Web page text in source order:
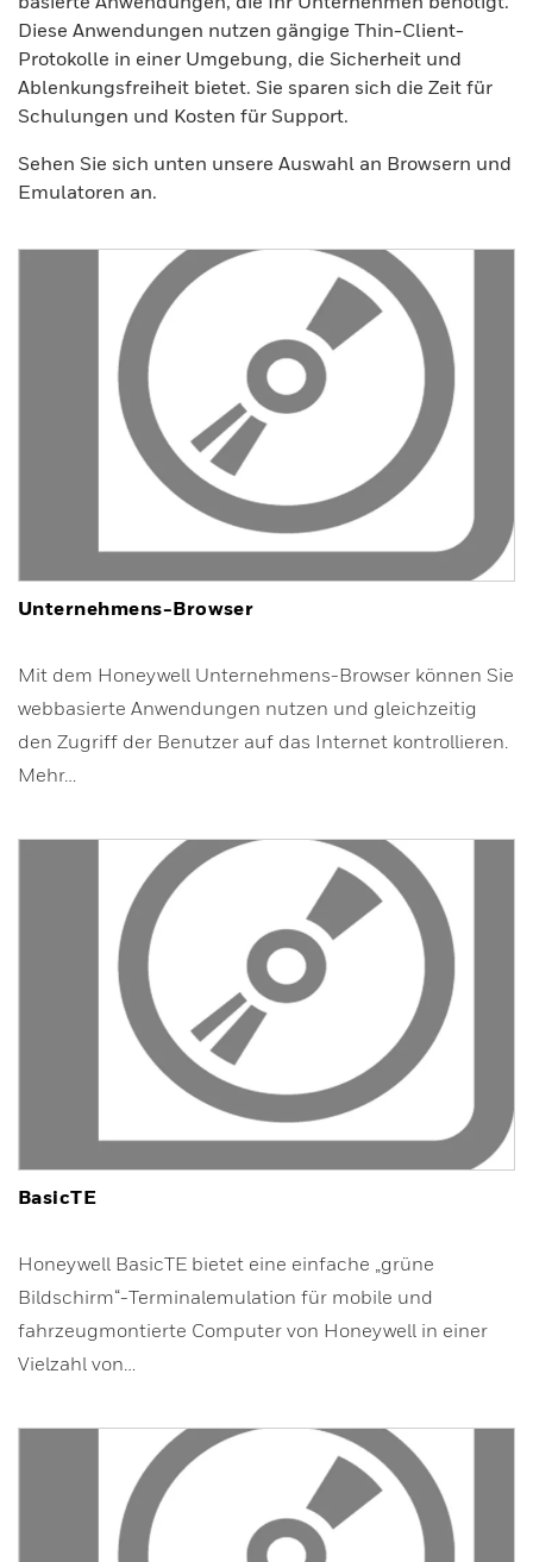
Diese Anwendungen nutzen gängige Thin-Client-
Protokolle in einer Umgebung, die Sicherheit und
Ablenkungsfreiheit bietet. Sie sparen sich die Zeit für
Schulungen und Kosten für Support.
Sehen Sie sich unten unsere Auswahl an Browsern und
Emulatoren an.
Unternehmens-Browser
Mit dem Honeywell Unternehmens-Browser können Sie
webbasierte Anwendungen nutzen und gleichzeitig
den Zugriff der Benutzer auf das Internet kontrollieren.
Mehr…
BasicTE
Honeywell BasicTE bietet eine einfache „grüne
Bildschirm“-Terminalemulation für mobile und
fahrzeugmontierte Computer von Honeywell in einer
Vielzahl von…